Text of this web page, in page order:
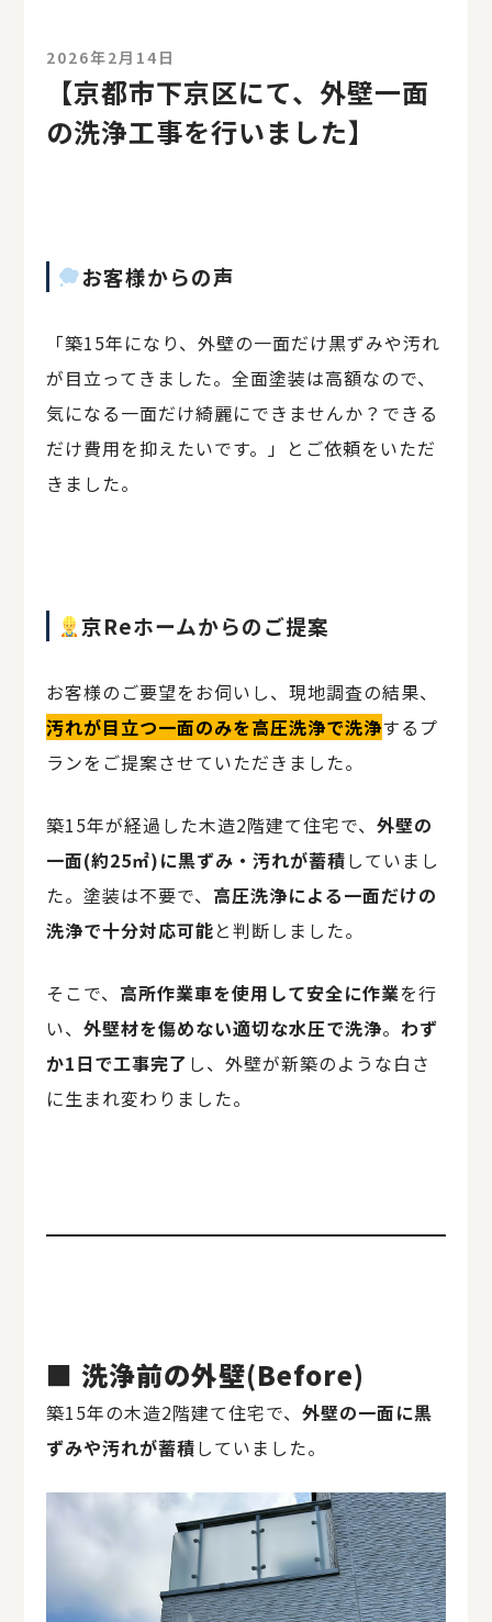
2026年2月14日
【京都市下京区にて、外壁一面
の洗浄工事を行いました】
お客様からの声
「築15年になり、外壁の一面だけ黒ずみや汚れ
が目立ってきました。全面塗装は高額なので、
気になる一面だけ綺麗にできませんか？できる
だけ費用を抑えたいです。」とご依頼をいただ
きました。
京Reホームからのご提案
お客様のご要望をお伺いし、現地調査の結果、
汚れが目立つ一面のみを高圧洗浄で洗浄するプ
ランをご提案させていただきました。
築15年が経過した木造2階建て住宅で、外壁の
一面(約25㎡)に黒ずみ・汚れが蓄積していまし
た。塗装は不要で、 高圧洗浄による一面だけの
洗浄で十分対応可能と判断しました。
そこで、 高所作業車を使用して安全に作業を行
い、外壁材を傷めない適切な水圧で洗浄。わず
か1日で工事完了 し、外壁が新築のような白さ
に生まれ変わりました。
■ 洗浄前の外壁(Before)
築15年の木造2階建て住宅で、外壁の一面に黒
ずみや汚れが蓄積していました。